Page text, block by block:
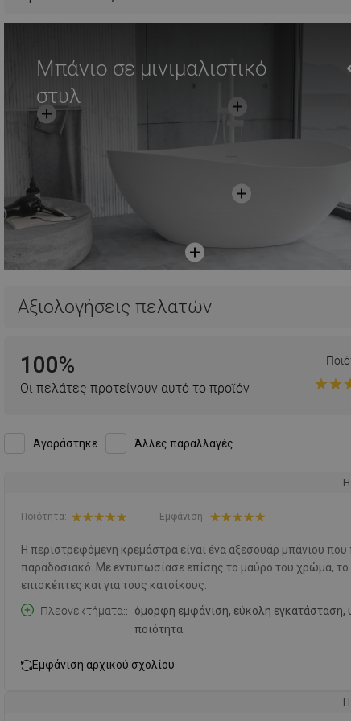
Μπάνιο σε μινιμαλιστικό
στυλ
Αξιολογήσεις πελατών
100%
Οι πελάτες προτείνουν αυτό το προϊόν
Αγοράστηκε Άλλες παραλλαγές
Ποιότητα: Εμφάνιση:
Η περιστρεφόμενη κρεμάστρα είναι ένα αξεσουάρ μπάνιου
παραδοσιακό. Με εντυπωσίασε επίσης το μαύρο του χρώμα, το
επισκέπτες και για τους κατοίκους.
Πλεονεκτήματα:
όμορφη εμφάνιση, εύκολη εγκατάσταση,
ποιότητα.
Εμφάνιση αρχικού σχολίου